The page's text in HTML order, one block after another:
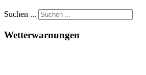
Suchen ...
Wetterwarnungen